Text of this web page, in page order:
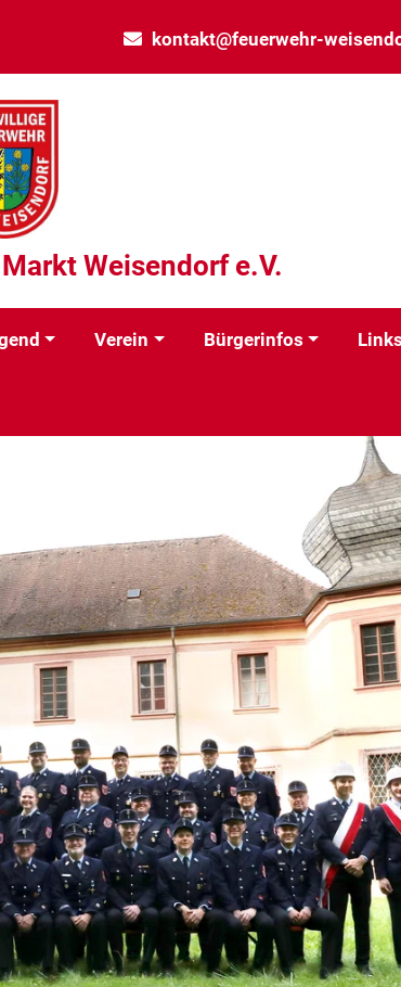
kontakt@feuerwehr-
Weisendorf e.V.
Verein Bürgerinfos Links